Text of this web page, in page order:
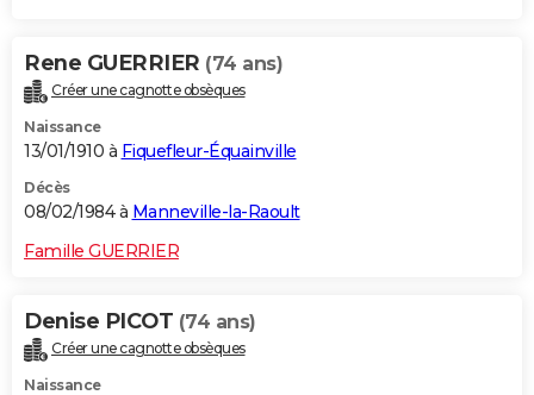
Rene GUERRIER (74 ans)
Créer une cagnotte obsèques
Naissance
13/01/1910 à Fiquefleur-Équainville
Décès
08/02/1984 à Manneville-la-Raoult
Famille GUERRIER
Denise PICOT (74 ans)
Créer une cagnotte obsèques
Naissance